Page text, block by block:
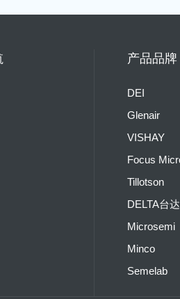
产品品牌
DEI
Glenair
VISHAY
Focus
Tillotson
DELTA台
Microsemi
Minco
Semelab